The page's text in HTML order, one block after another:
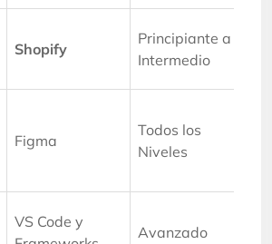
Shopify
Principiante a
Intermedio
Figma
Todos los
Niveles
VS Code y
Avanzado